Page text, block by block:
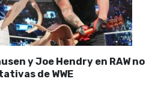
y Joe Hendry en RAW no
de WWE